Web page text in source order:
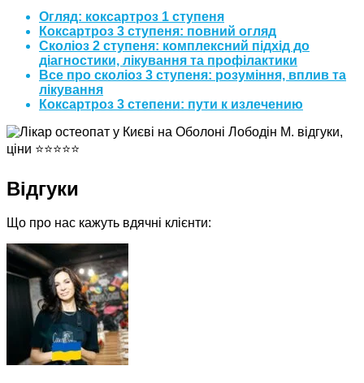
Огляд: коксартроз 1 ступеня
Коксартроз 3 ступеня: повний огляд
Сколіоз 2 ступеня: комплексний підхід до
діагностики, лікування та профілактики
Все про сколіоз 3 ступеня: розуміння, вплив та
лікування
Коксартроз 3 степени: пути к излечению
Відгуки
Що про нас кажуть вдячні клієнти: